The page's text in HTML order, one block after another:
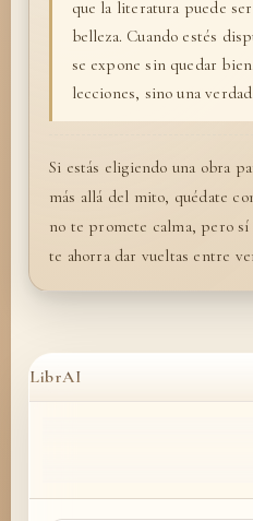
que la literatura puede
belleza. Cuando estés
se expone sin quedar
lecciones, sino una
Si estás eligiendo una obra
más allá del mito, quédate
no te promete calma, pero
te ahorra dar vueltas entre
LibrAI